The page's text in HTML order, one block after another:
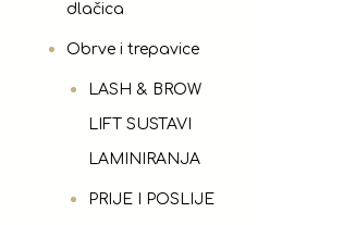
dlačica
Obrve i trepavice
LASH & BROW
LIFT SUSTAVI
LAMINIRANJA
PRIJE I POSLIJE